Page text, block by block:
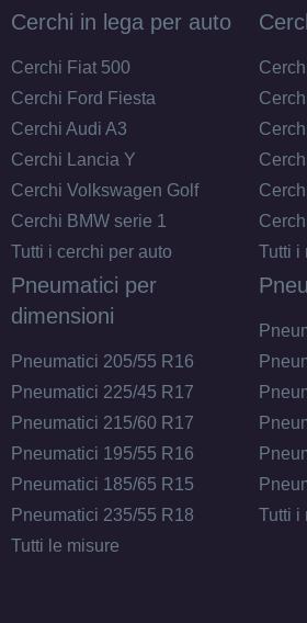
Disponibile
DEZENT Tn Black Mirror
4 fori 14" 5.5X14 ET42
4x100
Foro centrale: 54.1mm
Disponibile
4 fori 14" 5.5X14 ET45
4x100
Foro centrale: 54.1mm
Cerchi in lega per auto
Cerchi Fiat 500
Cerchi Ford Fiesta
Cerchi Audi A3
Cerchi Lancia Y
Cerchi Volkswagen Golf
Cerchi BMW serie 1
Tutti i cerchi per auto
Tutti i
Pneumatici per
dimensioni
Pneumatici 205/55 R16
Pneumatici 225/45 R17
Pneumatici 215/60 R17
Pneumatici 195/55 R16
Pneumatici 185/65 R15
Pneumatici 235/55 R18
Tutti le misure
Tutti i